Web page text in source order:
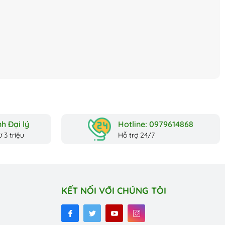
ăn uống
Đại lý
3 triệu
Hotline: 0979614868
Hỗ trợ 24/7
KẾT NỐI VỚI CHÚNG TÔI